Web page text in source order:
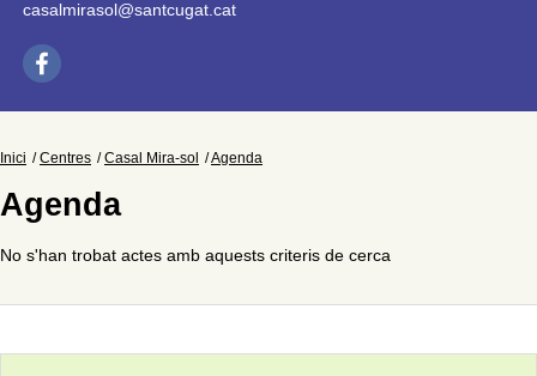
casalmirasol@santcugat.cat
Inici Centres Casal Mira-sol Agenda
Agenda
No s'han trobat actes amb aquests criteris de cerca